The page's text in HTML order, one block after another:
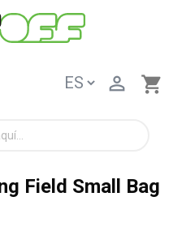
shopping_cart

Field Small Bag